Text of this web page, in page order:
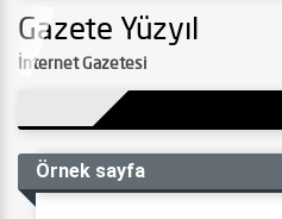
Gazete Yüzyıl
İnternet Gazetesi
Örnek sayfa